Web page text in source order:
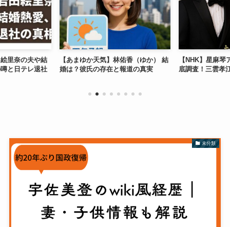
里奈の夫や結
と日テレ退社
【あまゆか天気】林佑香（ゆか） 結
婚は？彼氏の存在と報道の真実
【NHK】星麻
底調査！三雲孝
未分類